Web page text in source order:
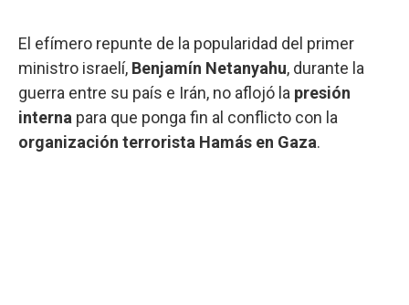
El efímero repunte de la popularidad del primer
ministro israelí, Benjamín Netanyahu, durante la
guerra entre su país e Irán, no aflojó la presión
interna para que ponga fin al conflicto con la
organización terrorista Hamás en Gaza.